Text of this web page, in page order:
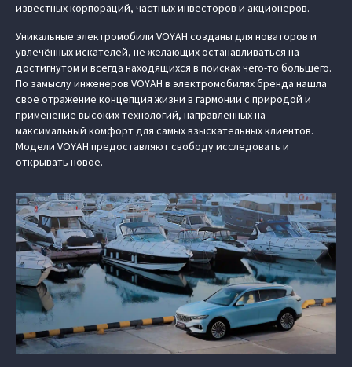
известных корпораций, частных инвесторов и акционеров.
Уникальные электромобили VOYAH созданы для новаторов и
увлечённых искателей, не желающих останавливаться на
достигнутом и всегда находящихся в поисках чего-то большего.
По замыслу инженеров VOYAH в электромобилях бренда нашла
свое отражение концепция жизни в гармонии с природой и
применение высоких технологий, направленных на
максимальный комфорт для самых взыскательных клиентов.
Модели VOYAH предоставляют свободу исследовать и
открывать новое.